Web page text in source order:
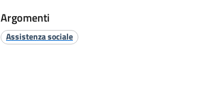
Argomenti
Assistenza sociale